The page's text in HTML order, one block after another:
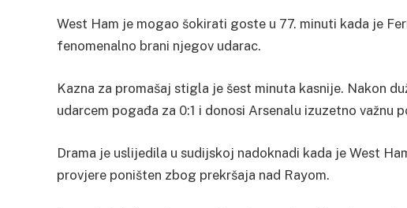
West Ham je mogao šokirati goste u 77. minuti kada je
fenomenalno brani njegov udarac.
Kazna za promašaj stigla je šest minuta kasnije. Nakon
udarcem pogađa za 0:1 i donosi Arsenalu izuzetno važnu
Drama je uslijedila u sudijskoj nadoknadi kada je West
provjere poništen zbog prekršaja nad Rayom.